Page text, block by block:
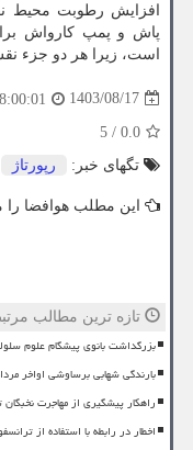
افزایش رطوبت محیط
پاش و پمپ کارواش
است، زیرا هر دو جزء
1403/08/17
0.0
/
5
تگهای خبر:
رپورتاژ
این مطلب هوافضا را
تازه ترین مطالب
بزرگداشت بانوی پیشگام علوم
بارندگی شهابی برساوشی اواخر
راهکار پیشگیری از مهاجرت
اخطار در رابطه با استفاده از